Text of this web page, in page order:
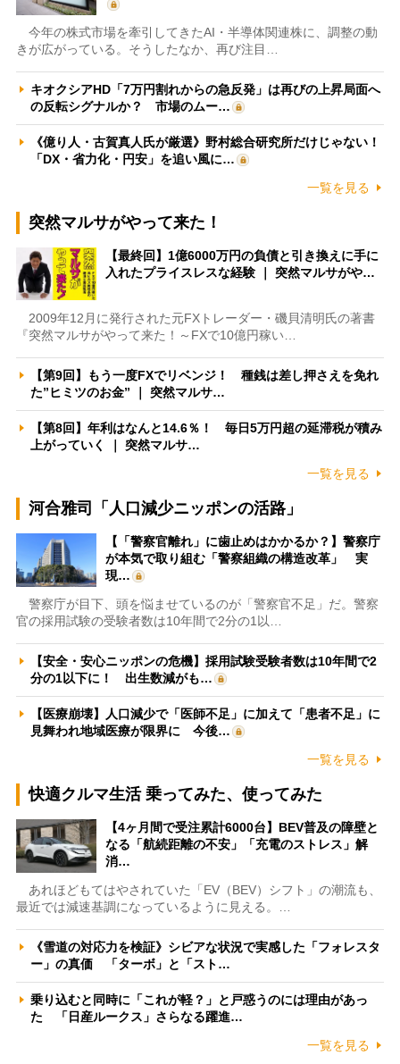
今年の株式市場を牽引してきたAI・半導体関連株に、調整の動
きが広がっている。そうしたなか、再び注目…
キオクシアHD「7万円割れからの急反発」は再びの上昇局面へ
の反転シグナルか？ 市場のムー…
《億り人・古賀真人氏が厳選》野村総合研究所だけじゃない！
「DX・省力化・円安」を追い風に…
一覧を見る
突然マルサがやって来た！
【最終回】1億6000万円の負債と引き換えに手に
入れたプライスレスな経験 ｜ 突然マルサがや…
2009年12月に発行された元FXトレーダー・磯貝清明氏の著書
『突然マルサがやって来た！～FXで10億円稼い…
【第9回】もう一度FXでリベンジ！ 種銭は差し押さえを免れ
た”ヒミツのお金” ｜ 突然マルサ…
【第8回】年利はなんと14.6％！ 毎日5万円超の延滞税が積み
上がっていく ｜ 突然マルサ…
一覧を見る
河合雅司「人口減少ニッポンの活路」
【「警察官離れ」に歯止めはかかるか？】警察庁
が本気で取り組む「警察組織の構造改革」 実
現…
警察庁が目下、頭を悩ませているのが「警察官不足」だ。警察
官の採用試験の受験者数は10年間で2分の1以…
【安全・安心ニッポンの危機】採用試験受験者数は10年間で2
分の1以下に！ 出生数減がも…
【医療崩壊】人口減少で「医師不足」に加えて「患者不足」に
見舞われ地域医療が限界に 今後…
一覧を見る
快適クルマ生活 乗ってみた、使ってみた
【4ヶ月間で受注累計6000台】BEV普及の障壁と
なる「航続距離の不安」「充電のストレス」解
消…
あれほどもてはやされていた「EV（BEV）シフト」の潮流も、
最近では減速基調になっているように見える。…
《雪道の対応力を検証》シビアな状況で実感した「フォレスタ
ー」の真価 「ターボ」と「スト…
乗り込むと同時に「これが軽？」と戸惑うのには理由があっ
た 「日産ルークス」さらなる躍進…
一覧を見る